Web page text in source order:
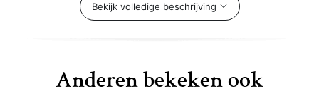
Bekijk volledige beschrijving
Anderen bekeken ook